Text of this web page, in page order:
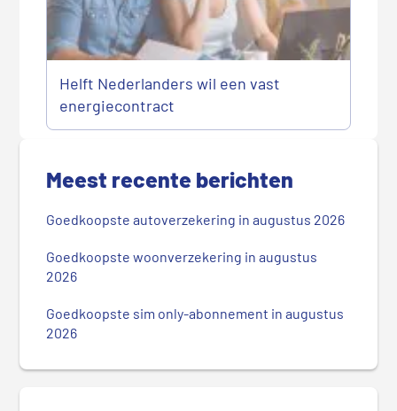
Helft Nederlanders wil een vast
energiecontract
d
Meest recente berichten
Goedkoopste autoverzekering in augustus 2026
Goedkoopste woonverzekering in augustus
2026
Goedkoopste sim only-abonnement in augustus
2026